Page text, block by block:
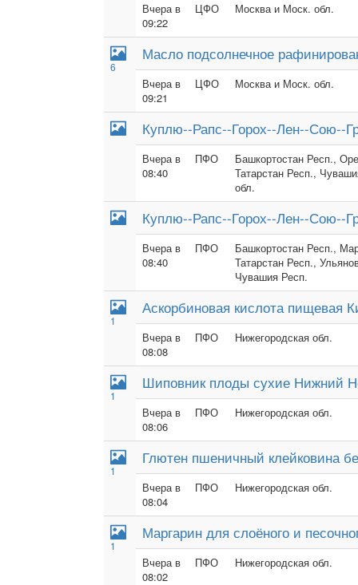
Вчера в
09:22
ЦФО Москва и Моск. обл.
6
Масло подсолнечное
Вчера в
09:21
ЦФО Москва и Моск. обл.
Куплю--Рапс--Горох--Лен--Сою--
Вчера в
08:40
ПФО
Башкортостан Респ.,
Татарстан Респ.,
обл.
Куплю--Рапс--Горох--Лен--Сою--
Вчера в
08:40
ПФО
Башкортостан Респ.,
Татарстан Респ.,
Чувашия Респ.
1
Аскорбиновая кислота пищевая
Вчера в
08:08
ПФО Нижегородская обл.
1
Шиповник плоды сухие Нижний
Вчера в
08:06
ПФО Нижегородская обл.
1
Глютен пшеничный клейковина
Вчера в
08:04
ПФО Нижегородская обл.
1
Маргарин для слоёного и
Вчера в
08:02
ПФО Нижегородская обл.